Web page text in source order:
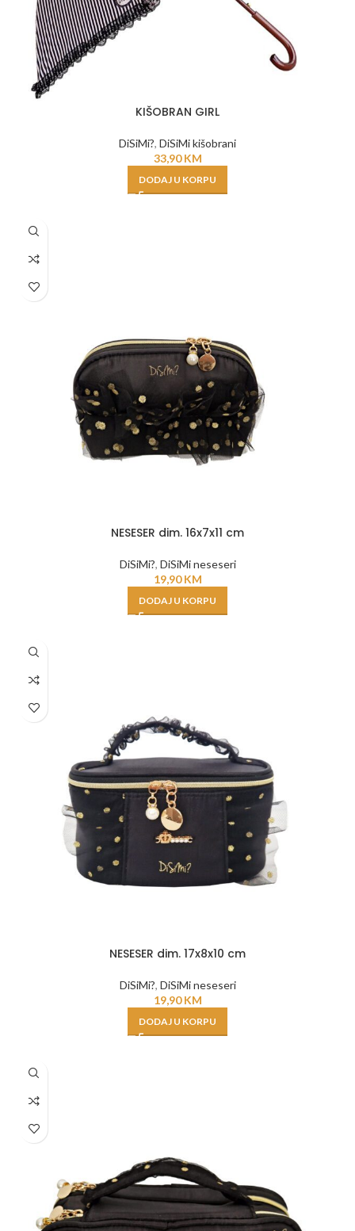
KIŠOBRAN GIRL
DiSiMi?, DiSiMi kišobrani
33,90KM
DODAJ U KORPU
NESESER dim. 16x7x11 cm
DiSiMi?, DiSiMi neseseri
19,90KM
DODAJ U KORPU
NESESER dim. 17x8x10 cm
DiSiMi?, DiSiMi neseseri
19,90KM
DODAJ U KORPU